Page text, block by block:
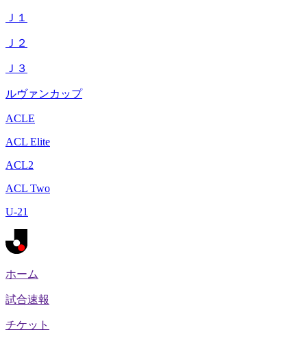
Ｊ１
Ｊ２
Ｊ３
ルヴァンカップ
ACLE
ACL Elite
ACL2
ACL Two
U-21
ホーム
試合速報
チケット